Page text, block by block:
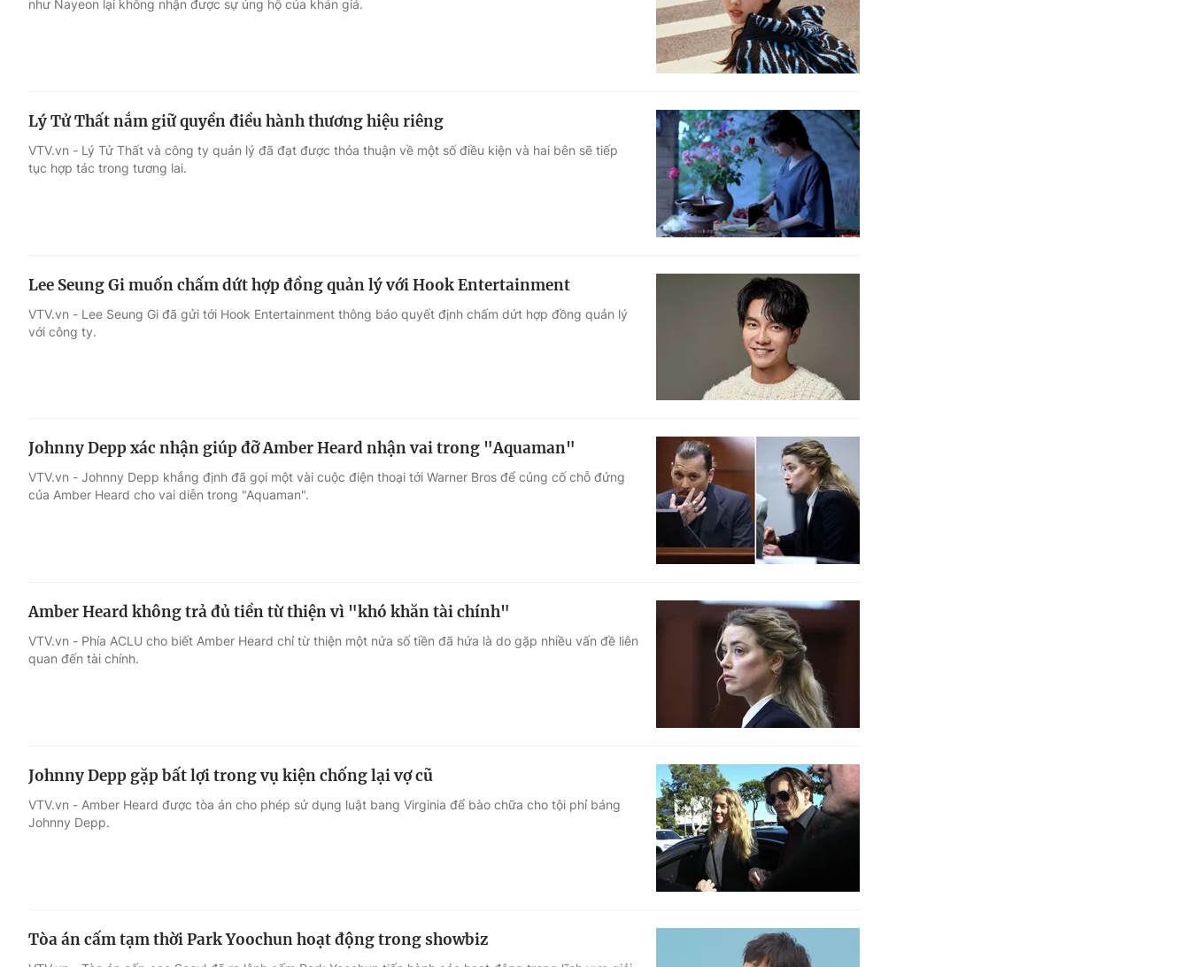
như Nayeon lại không nhận được sự ủng hộ của khán giả.
Lý Tử Thất nắm giữ quyền điều hành thương hiệu riêng
VTV.vn - Lý Tử Thất và công ty quản lý đã đạt được thỏa thuận về một số điều kiện và hai bên sẽ tiếp
tục hợp tác trong tương lai.
Lee Seung Gi muốn chấm dứt hợp đồng quản lý với Hook Entertainment
VTV.vn - Lee Seung Gi đã gửi tới Hook Entertainment thông báo quyết định chấm dứt hợp đồng quản lý
với công ty.
Johnny Depp xác nhận giúp đỡ Amber Heard nhận vai trong "Aquaman"
VTV.vn - Johnny Depp khẳng định đã gọi một vài cuộc điện thoại tới Warner Bros để củng cố chỗ đứng
của Amber Heard cho vai diễn trong "Aquaman".
Amber Heard không trả đủ tiền từ thiện vì "khó khăn tài chính"
VTV.vn - Phía ACLU cho biết Amber Heard chỉ từ thiện một nửa số tiền đã hứa là do gặp nhiều vấn đề liên
quan đến tài chính.
Johnny Depp gặp bất lợi trong vụ kiện chống lại vợ cũ
VTV.vn - Amber Heard được tòa án cho phép sử dụng luật bang Virginia để bào chữa cho tội phỉ báng
Johnny Depp.
Tòa án cấm tạm thời Park Yoochun hoạt động trong showbiz